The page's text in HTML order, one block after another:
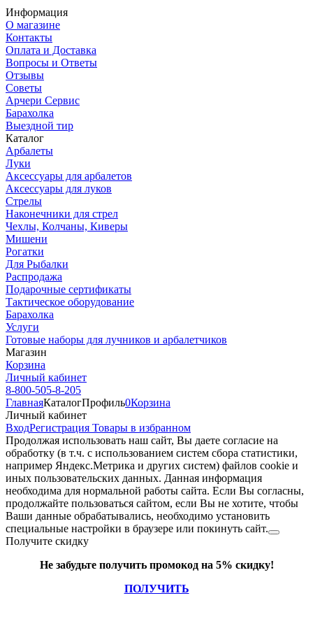
Информация
О магазине
Контакты
Оплата и Доставка
Вопросы и Ответы
Отзывы
Советы
Арчери Сервис
Барахолка
Выездной тир
Каталог
Арбалеты
Луки
Аксессуары для арбалетов
Аксессуары для луков
Стрелы
Наконечники для стрел
Чехлы, Колчаны, Киверы
Мишени
Рогатки
Для Рыбалки
Распродажа
Подарочные сертификаты
Тактическое оборудование
Барахолка
Услуги
Готовые наборы для лучников и арбалетчиков
Магазин
Корзина
Личный кабинет
8-800-505-8-205
ГлавнаяКаталогПрофиль0Корзина
Личный кабинет
ВходРегистрация Товары в избранном
Продолжая использовать наш cайт, Вы даете согласие на
обработку (в т.ч. с использованием систем сбора статистики,
например Яндекс.Метрика и других систем) файлов cookie и
иных пользовательских данных. Данная информация
необходима для нормальной работы сайта. Если Вы согласны,
продолжайте пользоваться сайтом, если Вы не хотите, чтобы
Ваши данные обрабатывались, необходимо установить
специальные настройки в браузере или покинуть сайт.
Получите скидку
Не забудьте получить промокод на 5% скидку!
ПОЛУЧИТЬ